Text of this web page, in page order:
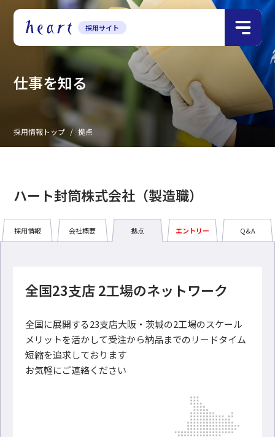
採用サイト
ナ
ビ
仕事を知る
採用情報トップ 拠点
ハート封筒株式会社（製造職）
採用情報 会社概要 拠点 エントリー Q&A
全国23支店 2工場のネットワーク
全国に展開する23支店大阪・茨城の2工場のスケール
メリットを活かして受注から納品までのリードタイム
短縮を追求しております
お気軽にご連絡ください